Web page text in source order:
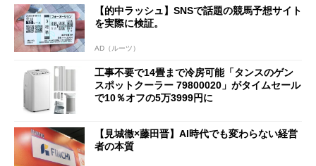
【的中ラッシュ】SNSで話題の競馬予想サイト
を実際に検証。
AD（ルーツ）
工事不要で14畳まで冷房可能「タンスのゲン
スポットクーラー 79800020」がタイムセール
で10％オフの5万3999円に
【見城徹×藤田晋】AI時代でも変わらない経営
者の本質